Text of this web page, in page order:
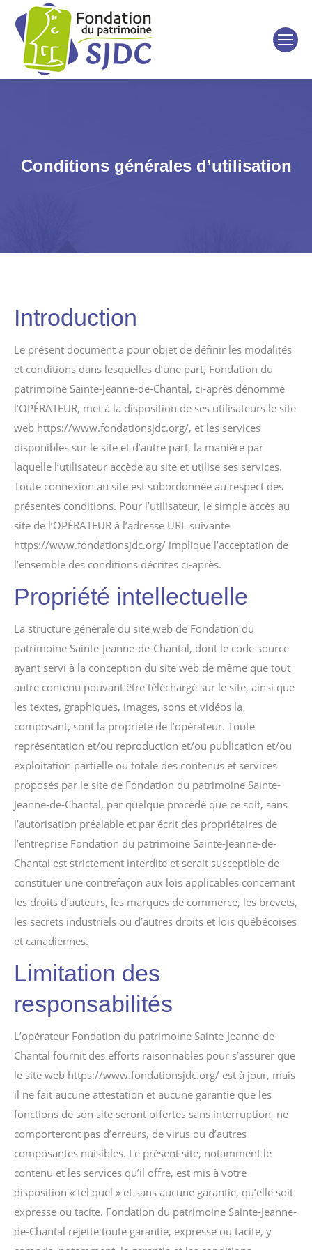
Conditions générales d’utilisation
Introduction
Le présent document a pour objet de définir les modalités
et conditions dans lesquelles d’une part, Fondation du
patrimoine Sainte-Jeanne-de-Chantal, ci-après dénommé
l’OPÉRATEUR, met à la disposition de ses utilisateurs le site
web https://www.fondationsjdc.org/, et les services
disponibles sur le site et d’autre part, la manière par
laquelle l’utilisateur accède au site et utilise ses services.
Toute connexion au site est subordonnée au respect des
présentes conditions. Pour l’utilisateur, le simple accès au
site de l’OPÉRATEUR à l’adresse URL suivante
https://www.fondationsjdc.org/ implique l’acceptation de
l’ensemble des conditions décrites ci-après.
Propriété intellectuelle
La structure générale du site web de Fondation du
patrimoine Sainte-Jeanne-de-Chantal, dont le code source
ayant servi à la conception du site web de même que tout
autre contenu pouvant être téléchargé sur le site, ainsi que
les textes, graphiques, images, sons et vidéos la
composant, sont la propriété de l’opérateur. Toute
représentation et/ou reproduction et/ou publication et/ou
exploitation partielle ou totale des contenus et services
proposés par le site de Fondation du patrimoine Sainte-
Jeanne-de-Chantal, par quelque procédé que ce soit, sans
l’autorisation préalable et par écrit des propriétaires de
l’entreprise Fondation du patrimoine Sainte-Jeanne-de-
Chantal est strictement interdite et serait susceptible de
constituer une contrefaçon aux lois applicables concernant
les droits d’auteurs, les marques de commerce, les brevets,
les secrets industriels ou d’autres droits et lois québécoises
et canadiennes.
Limitation des
responsabilités
L’opérateur Fondation du patrimoine Sainte-Jeanne-de-
Chantal fournit des efforts raisonnables pour s’assurer que
le site web https://www.fondationsjdc.org/ est à jour, mais
il ne fait aucune attestation et aucune garantie que les
fonctions de son site seront offertes sans interruption, ne
comporteront pas d’erreurs, de virus ou d’autres
composantes nuisibles. Le présent site, notamment le
contenu et les services qu’il offre, est mis à votre
disposition « tel quel » et sans aucune garantie, qu’elle soit
expresse ou tacite. Fondation du patrimoine Sainte-Jeanne-
de-Chantal rejette toute garantie, expresse ou tacite, y